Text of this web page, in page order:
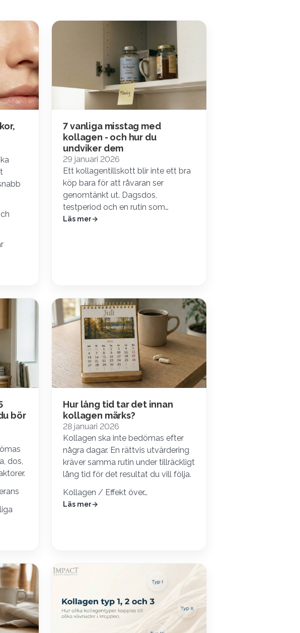
7 vanliga misstag med
kollagen - och hur du
undviker dem
29 januari 2026
Ett kollagentillskott blir inte ett bra
köp bara för att råvaran ser
genomtänkt ut. Dagsdos,
testperiod och en rutin som
fungerar i vardagen avgör om
Läs mer
bör
dos,
Hur lång tid tar det innan
kollagen märks?
28 januari 2026
Kollagen ska inte bedömas efter
några dagar. En rättvis utvärdering
kräver samma rutin under tillräckligt
lång tid för det resultat du vill följa.
Kollagen / Effekt över…
Läs mer